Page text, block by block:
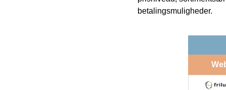
betalingsmuligheder.